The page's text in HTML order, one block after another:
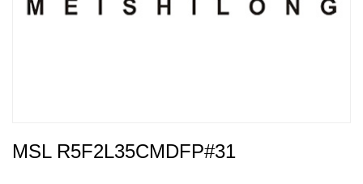
MSL R5F2L35CMDFP#31